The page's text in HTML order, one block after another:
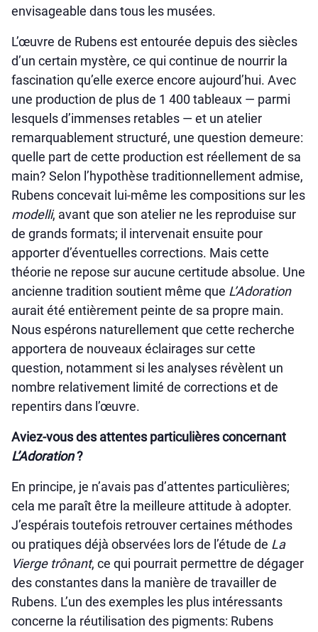
envisageable dans tous les musées.
L’œuvre de Rubens est entourée depuis des siècles
d’un certain mystère, ce qui continue de nourrir la
fascination qu’elle exerce encore aujourd’hui. Avec
une production de plus de 1 400 tableaux — parmi
lesquels d’immenses retables — et un atelier
remarquablement structuré, une question demeure:
quelle part de cette production est réellement de sa
main? Selon l’hypothèse traditionnellement admise,
Rubens concevait lui-même les compositions sur les
modelli, avant que son atelier ne les reproduise sur
de grands formats; il intervenait ensuite pour
apporter d’éventuelles corrections. Mais cette
théorie ne repose sur aucune certitude absolue. Une
ancienne tradition soutient même que L’Adoration
aurait été entièrement peinte de sa propre main.
Nous espérons naturellement que cette recherche
apportera de nouveaux éclairages sur cette
question, notamment si les analyses révèlent un
nombre relativement limité de corrections et de
repentirs dans l’œuvre.
Aviez-vous des attentes particulières concernant
L’Adoration?
En principe, je n’avais pas d’attentes particulières;
cela me paraît être la meilleure attitude à adopter.
J’espérais toutefois retrouver certaines méthodes
ou pratiques déjà observées lors de l’étude de La
Vierge trônant, ce qui pourrait permettre de dégager
des constantes dans la manière de travailler de
Rubens. L’un des exemples les plus intéressants
concerne la réutilisation des pigments: Rubens